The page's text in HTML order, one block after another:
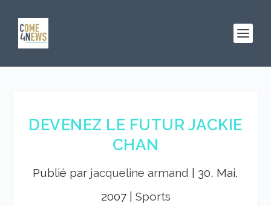
DEVENEZ LE FUTUR JACKIE
CHAN
Publié par jacqueline armand
30, Mai,
2007| Sports